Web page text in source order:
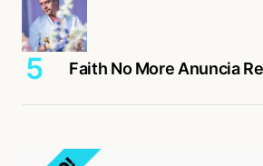
Faith No More Anuncia